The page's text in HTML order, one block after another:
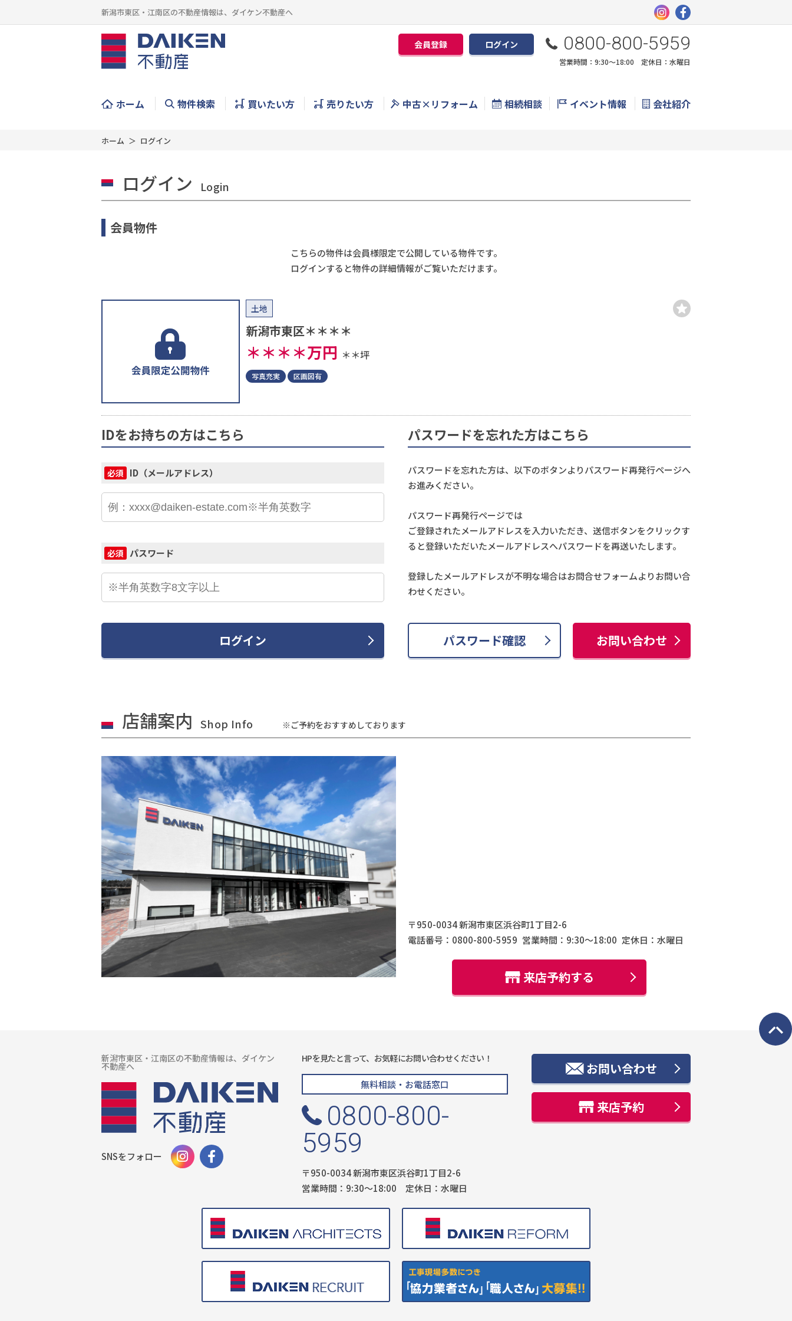
新潟市東区・江南区の不動産情報は、ダイケン不動産へ
会員登録 ログイン 0800-800-5959
営業時間：9:30〜18:00 定休日：水曜日
ホーム 物件検索 買いたい方 売りたい方 中古×リフォーム 相続相談 イベント情報 会社紹介
ホーム ログイン
ログイン Login
会員物件
こちらの物件は会員様限定で公開している物件です。
ログインすると物件の詳細情報がご覧いただけます。
土地
新潟市東区＊＊＊＊
＊＊＊＊万円 ＊＊坪
写真充実 区画図有
IDをお持ちの方はこちら
必須 ID（メールアドレス）
必須 パスワード
ログイン
パスワードを忘れた方はこちら
パスワードを忘れた方は、以下のボタンよりパスワード再発行ページへ
お進みください。
パスワード再発行ページでは
ご登録されたメールアドレスを入力いただき、送信ボタンをクリックす
ると登録いただいたメールアドレスへパスワードを再送いたします。
登録したメールアドレスが不明な場合はお問合せフォームよりお問い合
わせください。
パスワード確認 お問い合わせ
店舗案内 Shop Info ※ご予約をおすすめしております
〒950-0034 新潟市東区浜谷町1丁目2-6
電話番号：0800-800-5959 営業時間：9:30〜18:00 定休日：水曜日
来店予約する
新潟市東区・江南区の不動産情報は、ダイケン
不動産へ
SNSをフォロー
HPを見たと言って、お気軽にお問い合わせください！
無料相談・お電話窓口
0800-800-
5959
〒950-0034 新潟市東区浜谷町1丁目2-6
営業時間：9:30〜18:00 定休日：水曜日
お問い合わせ
来店予約